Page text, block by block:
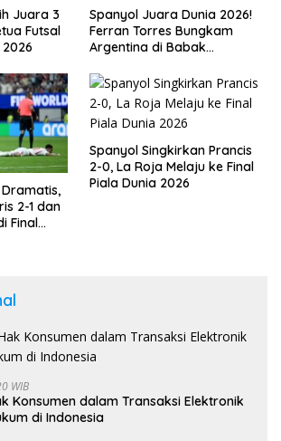
Juara 3
Futsal
Spanyol Juara Dunia 2026!
Ferran Torres Bungkam
Argentina di Babak
2-1 dan
Final
Spanyol Singkirkan Prancis
2-0, La Roja Melaju ke Final
Piala Dunia 2026
WIB
Konsumen dalam Transaksi Elektronik
di Indonesia